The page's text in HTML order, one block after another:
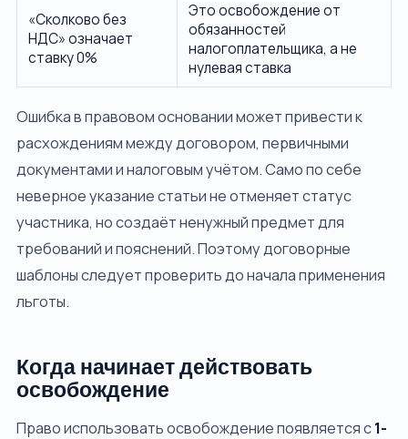
«Сколково без
НДС» означает
ставку 0%
Это освобождение от
обязанностей
налогоплательщика, а не
нулевая ставка
Ошибка в правовом основании может привести к
расхождениям между договором, первичными
документами и налоговым учётом. Само по себе
неверное указание статьи не отменяет статус
участника, но создаёт ненужный предмет для
требований и пояснений. Поэтому договорные
шаблоны следует проверить до начала применения
льготы.
Когда начинает действовать
освобождение
Право использовать освобождение появляется с1-